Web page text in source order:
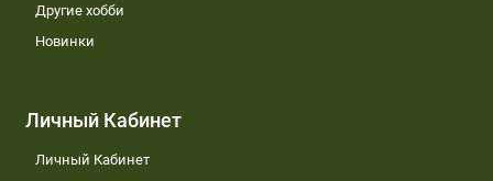
Другие хобби
Новинки
Личный Кабинет
Личный Кабинет